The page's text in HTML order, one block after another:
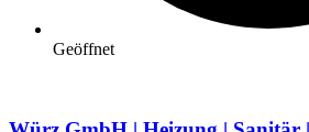
Geöffnet